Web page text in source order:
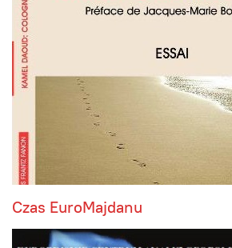
Czas EuroMajdanu